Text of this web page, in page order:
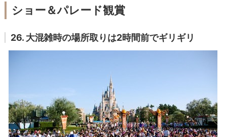
ショー＆パレード観賞
26. 大混雑時の場所取りは2時間前でギリギリ